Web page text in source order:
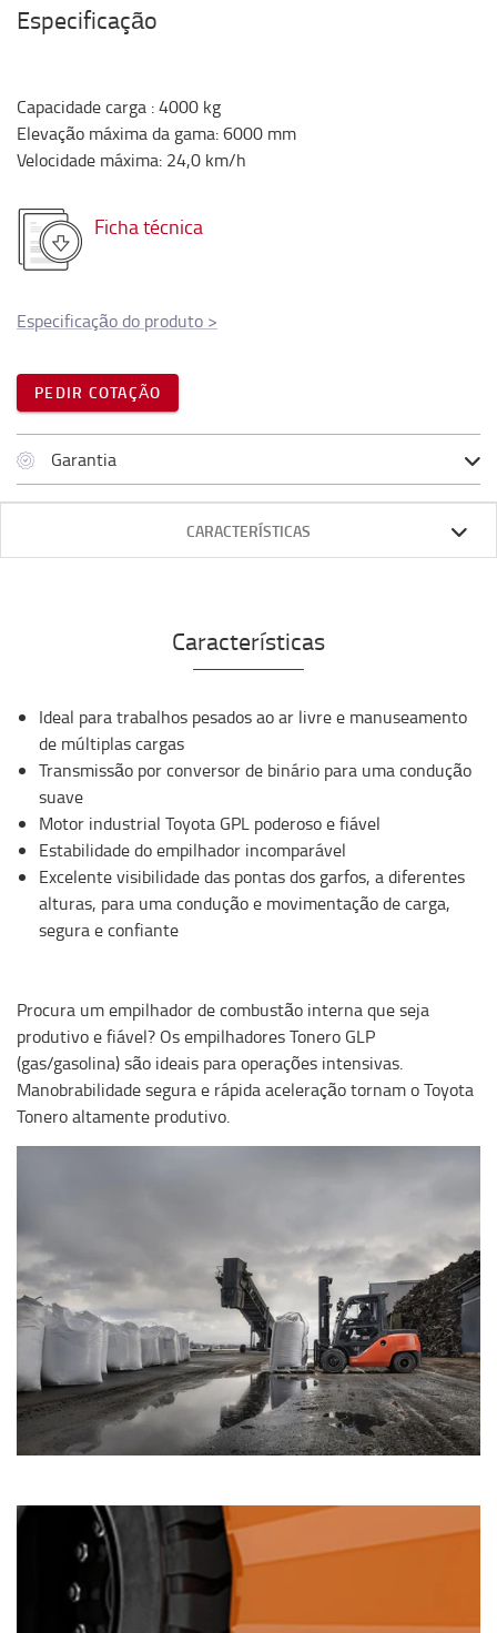
Especificação
Capacidade carga :4000 kg
Elevação máxima da gama:6000 mm
Velocidade máxima: 24,0 km/h
Ficha técnica
Especificação do produto >
PEDIR COTAÇÃO
Garantia
CARACTERÍSTICAS
Características
Ideal para trabalhos pesados ​​ao ar livre e manuseamento
de múltiplas cargas
Transmissão por conversor de binário para uma condução
suave
Motor industrial Toyota GPL poderoso e fiável
Estabilidade do empilhador incomparável
Excelente visibilidade das pontas dos garfos, a diferentes
alturas, para uma condução e movimentação de carga,
segura e confiante
Procura um empilhador de combustão interna que seja
produtivo e fiável? Os empilhadores Tonero GLP
(gas/gasolina) são ideais para operações intensivas.
Manobrabilidade segura e rápida aceleração tornam o Toyota
Tonero altamente produtivo.